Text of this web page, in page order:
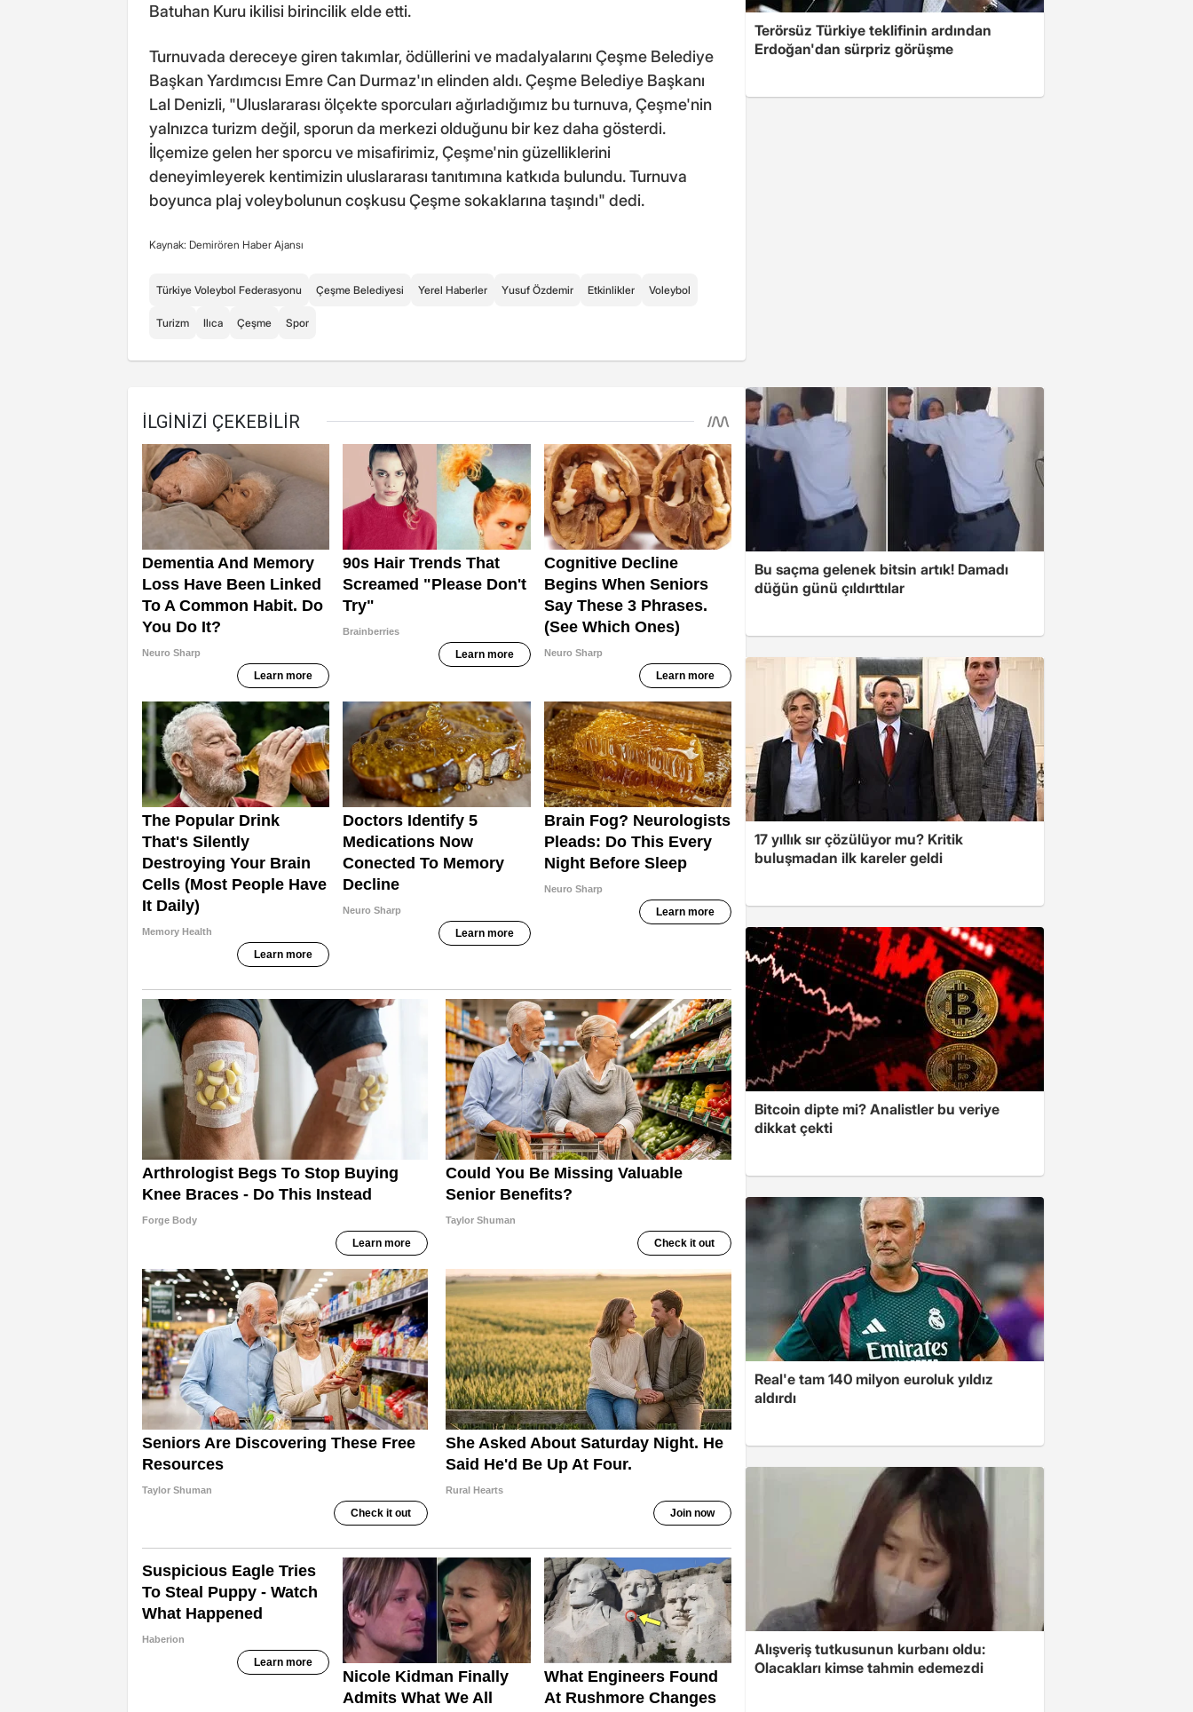
Batuhan Kuru ikilisi birincilik elde etti.
Turnuvada dereceye giren takımlar, ödüllerini ve madalyalarını Çeşme Belediye
Başkan Yardımcısı Emre Can Durmaz'ın elinden aldı. Çeşme Belediye Başkanı
Lal Denizli, "Uluslararası ölçekte sporcuları ağırladığımız bu turnuva, Çeşme'nin
yalnızca turizm değil, sporun da merkezi olduğunu bir kez daha gösterdi.
İlçemize gelen her sporcu ve misafirimiz, Çeşme'nin güzelliklerini
deneyimleyerek kentimizin uluslararası tanıtımına katkıda bulundu. Turnuva
boyunca plaj voleybolunun coşkusu Çeşme sokaklarına taşındı" dedi.
Kaynak: Demirören Haber Ajansı
Türkiye Voleybol Federasyonu Çeşme Belediyesi Yerel Haberler Yusuf Özdemir Etkinlikler Voleybol
Turizm Ilıca Çeşme Spor
Terörsüz Türkiye teklifinin ardından
Erdoğan'dan sürpriz görüşme
Bu saçma gelenek bitsin artık! Damadı
düğün günü çıldırttılar
17 yıllık sır çözülüyor mu? Kritik
buluşmadan ilk kareler geldi
Bitcoin dipte mi? Analistler bu veriye
dikkat çekti
Real'e tam 140 milyon euroluk yıldız
aldırdı
Alışveriş tutkusunun kurbanı oldu:
Olacakları kimse tahmin edemezdi